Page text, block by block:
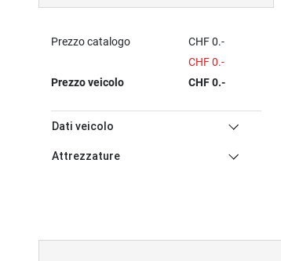
Prezzo catalogo
CHF 0.-
CHF 0.-
Prezzo veicolo
CHF 0.-
Dati veicolo
Attrezzature